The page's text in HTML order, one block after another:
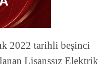
2022 tarihli beşinci
Lisanssız Elektrik